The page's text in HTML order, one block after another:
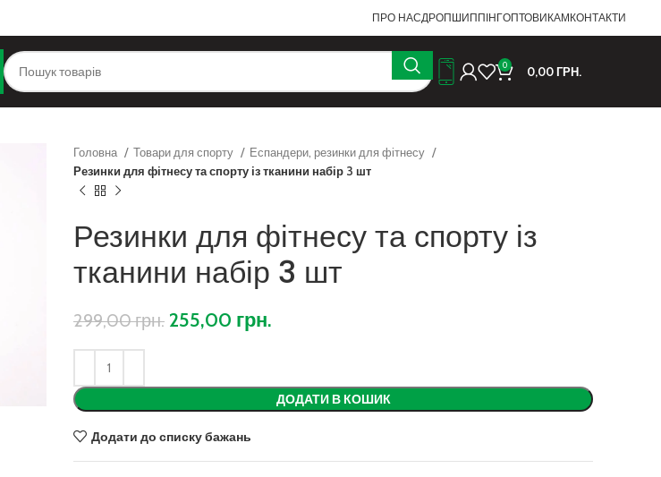
ПРО НАСДРОПШИППІНГОПТОВИКАМКОНТАКТИ
0 0,00ГРН.
Головна Товари для спорту
Еспандери, резинки для фітнесу
Резинки для фітнесу та спорту із тканини набір 3 шт
Резинки для фітнесу та спорту із
тканини набір 3 шт
299,00грн. 255,00 грн.
ДОДАТИ В КОШИК
Додати до списку бажань